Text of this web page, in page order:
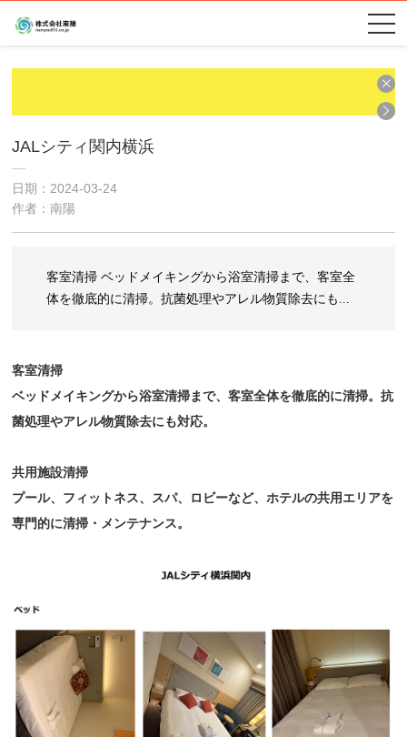
JALシティ関内横浜
日期：2024-03-24
作者：南陽
客室清掃 ベッドメイキングから浴室清掃まで、客室全
体を徹底的に清掃。抗菌処理やアレル物質除去にも...
客室清掃
ベッドメイキングから浴室清掃まで、客室全体を徹底的に清掃。抗
菌処理やアレル物質除去にも対応。
共用施設清掃
プール、フィットネス、スパ、ロビーなど、ホテルの共用エリアを
専門的に清掃・メンテナンス。